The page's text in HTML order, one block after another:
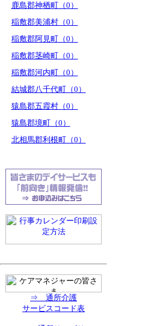
鹿島郡神栖町（0）
稲敷郡美浦村（0）
稲敷郡阿見町（0）
稲敷郡茎崎町（0）
稲敷郡河内町（0）
結城郡八千代町（0）
猿島郡五霞村（0）
猿島郡境町（0）
北相馬郡利根町（0）
⇒ 通所介護
サービスコード表